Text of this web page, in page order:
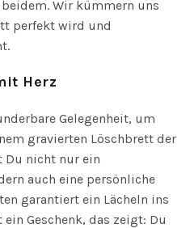
Wir kümmern uns
perfekt wird und
Herz
Gelegenheit, um
gravierten Löschbrett der
Du nicht nur ein
auch eine persönliche
garantiert ein Lächeln ins
Geschenk, das zeigt: Du